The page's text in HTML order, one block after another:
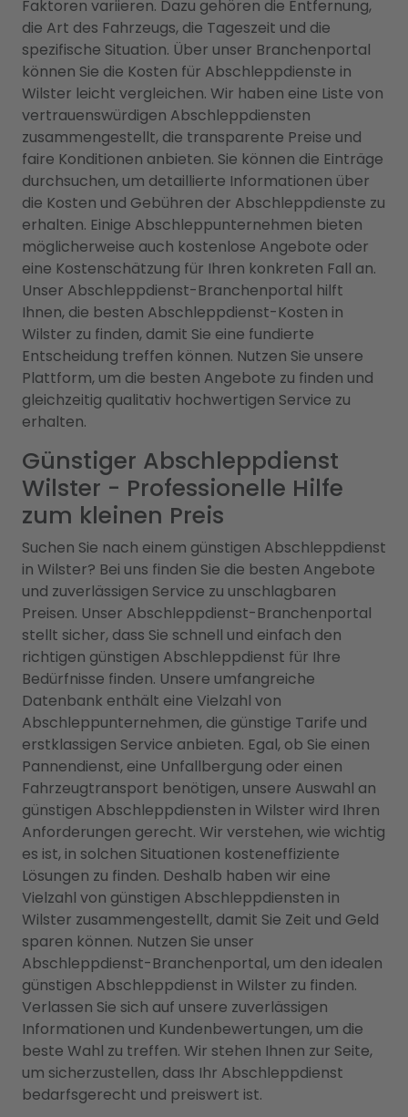
Faktoren variieren. Dazu gehören die Entfernung,
die Art des Fahrzeugs, die Tageszeit und die
spezifische Situation. Über unser Branchenportal
können Sie die Kosten für Abschleppdienste in
Wilster leicht vergleichen. Wir haben eine Liste von
vertrauenswürdigen Abschleppdiensten
zusammengestellt, die transparente Preise und
faire Konditionen anbieten. Sie können die Einträge
durchsuchen, um detaillierte Informationen über
die Kosten und Gebühren der Abschleppdienste zu
erhalten. Einige Abschleppunternehmen bieten
möglicherweise auch kostenlose Angebote oder
eine Kostenschätzung für Ihren konkreten Fall an.
Unser Abschleppdienst-Branchenportal hilft
Ihnen, die besten Abschleppdienst-Kosten in
Wilster zu finden, damit Sie eine fundierte
Entscheidung treffen können. Nutzen Sie unsere
Plattform, um die besten Angebote zu finden und
gleichzeitig qualitativ hochwertigen Service zu
erhalten.
Günstiger Abschleppdienst
Wilster - Professionelle Hilfe
zum kleinen Preis
Suchen Sie nach einem günstigen Abschleppdienst
in Wilster? Bei uns finden Sie die besten Angebote
und zuverlässigen Service zu unschlagbaren
Preisen. Unser Abschleppdienst-Branchenportal
stellt sicher, dass Sie schnell und einfach den
richtigen günstigen Abschleppdienst für Ihre
Bedürfnisse finden. Unsere umfangreiche
Datenbank enthält eine Vielzahl von
Abschleppunternehmen, die günstige Tarife und
erstklassigen Service anbieten. Egal, ob Sie einen
Pannendienst, eine Unfallbergung oder einen
Fahrzeugtransport benötigen, unsere Auswahl an
günstigen Abschleppdiensten in Wilster wird Ihren
Anforderungen gerecht. Wir verstehen, wie wichtig
es ist, in solchen Situationen kosteneffiziente
Lösungen zu finden. Deshalb haben wir eine
Vielzahl von günstigen Abschleppdiensten in
Wilster zusammengestellt, damit Sie Zeit und Geld
sparen können. Nutzen Sie unser
Abschleppdienst-Branchenportal, um den idealen
günstigen Abschleppdienst in Wilster zu finden.
Verlassen Sie sich auf unsere zuverlässigen
Informationen und Kundenbewertungen, um die
beste Wahl zu treffen. Wir stehen Ihnen zur Seite,
um sicherzustellen, dass Ihr Abschleppdienst
bedarfsgerecht und preiswert ist.